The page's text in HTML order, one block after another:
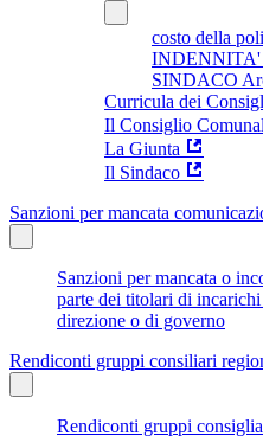
costo della
SINDACO
Curricula dei
Il Consiglio
La Giunta
Il Sindaco
Sanzioni per mancata
Sanzioni per mancata o
parte dei titolari di
direzione o di governo
Rendiconti gruppi consiliari
Rendiconti gruppi